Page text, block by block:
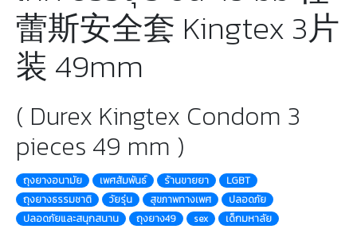
蕾斯安全套 Kingtex 3片
装 49mm
( Durex Kingtex Condom 3
pieces 49 mm )
ถุงยางอนามัย เพศสัมพันธ์ ร้านขายยา
LGBT
ถุงยางธรรมชาติ
วัยรุ่น สุขภาพทางเพศ
ปลอดภัย
ปลอดภัยและสนุกสนาน
ถุงยาง49 sex
เด็กมหาลัย